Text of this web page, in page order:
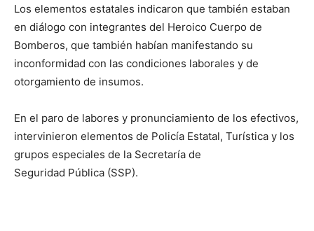
Los elementos estatales indicaron que también estaban
en diálogo con integrantes del Heroico Cuerpo de
Bomberos, que también habían manifestando su
inconformidad con las condiciones laborales y de
otorgamiento de insumos.
En el paro de labores y pronunciamiento de los efectivos,
intervinieron elementos de Policía Estatal, Turística y los
grupos especiales de la Secretaría de
Seguridad Pública (SSP).